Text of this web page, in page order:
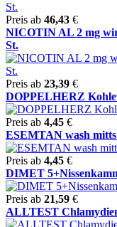
Preis ab 46,43 €
NICOTIN AL 2 mg
St.
Preis ab 23,39 €
DOPPELHERZ
Preis ab 4,45 €
ESEMTAN wash
Preis ab 4,45 €
DIMET
Preis ab 21,59 €
ALLTEST